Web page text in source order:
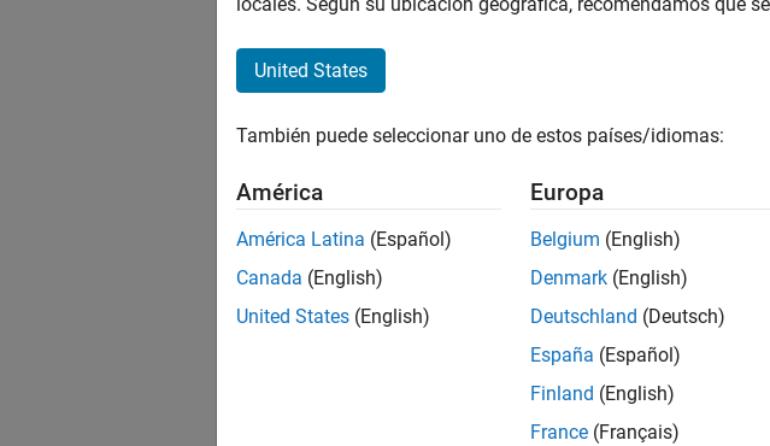
United States
También puede seleccionar uno de estos países/idiomas:
América
América Latina (Español)
Canada (English)
United States (English)
Europa
Belgium (English)
Denmark (English)
Deutschland (Deutsch)
España (Español)
Finland (English)
France (Français)